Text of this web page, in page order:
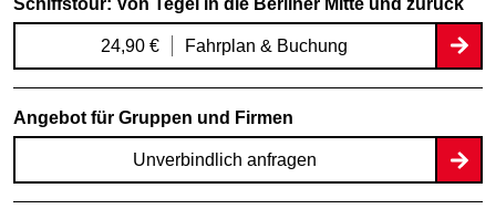
24,90 € Fahrplan & Buchung
Angebot für Gruppen und Firmen
Unverbindlich anfragen